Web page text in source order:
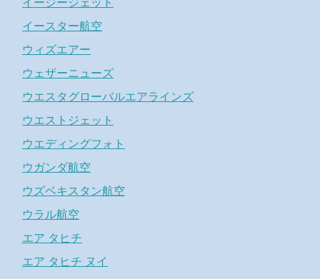
イージージェット
イースター航空
ウィズエアー
ウェザーニューズ
ウエスタグローバルエアラインズ
ウエストジェット
ウエディングフォト
ウガンダ航空
ウズベキスタン航空
ウラル航空
エア タヒチ
エア タヒチ ヌイ